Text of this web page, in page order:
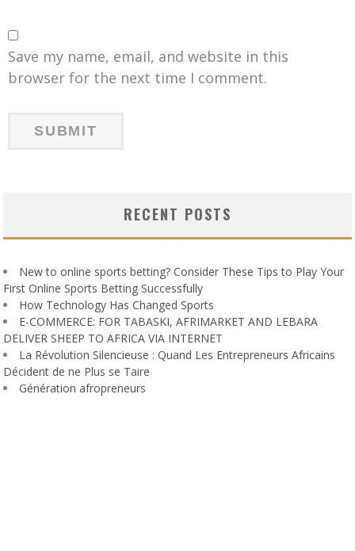
Save my name, email, and website in this
browser for the next time I comment.
RECENT POSTS
New to online sports betting? Consider These Tips to Play Your
First Online Sports Betting Successfully
How Technology Has Changed Sports
E-COMMERCE: FOR TABASKI, AFRIMARKET AND LEBARA
DELIVER SHEEP TO AFRICA VIA INTERNET
La Révolution Silencieuse : Quand Les Entrepreneurs Africains
Décident de ne Plus se Taire
Génération afropreneurs